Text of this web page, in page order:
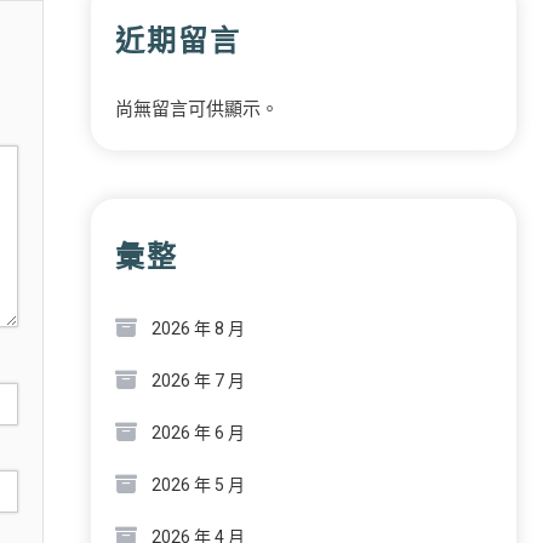
近期留言
尚無留言可供顯示。
彙整
2026 年 8 月
2026 年 7 月
2026 年 6 月
2026 年 5 月
2026 年 4 月